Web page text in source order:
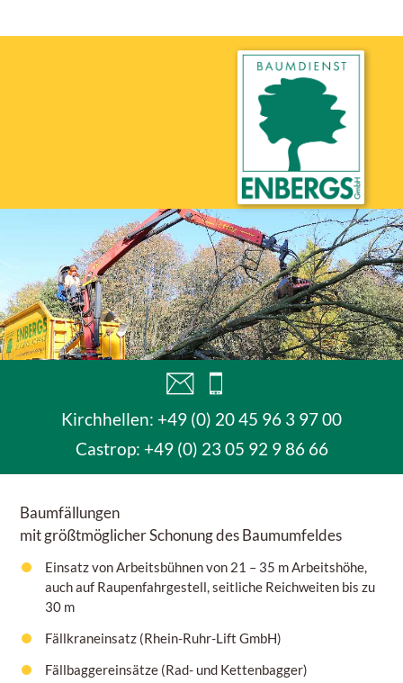
Kirchhellen: +49 (0) 20 45 96 3 97 00
Castrop: +49 (0) 23 05 92 9 86 66
Baumfällungen
mit größtmöglicher Schonung des Baumumfeldes
Einsatz von Arbeitsbühnen von 21 – 35 mArbeitshöhe,
auch auf Raupenfahrgestell, seitliche Reichweiten bis zu
30 m
Fällkraneinsatz (Rhein-Ruhr-Lift GmbH)
Fällbaggereinsätze (Rad- und Kettenbagger)